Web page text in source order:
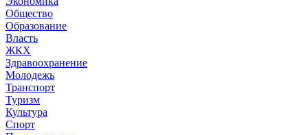
Общество
Образование
Власть
ЖКХ
Здравоохранение
Молодежь
Транспорт
Туризм
Культура
Спорт